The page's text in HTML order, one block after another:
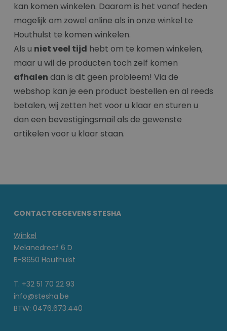
kan komen winkelen. Daarom is het vanaf heden
mogelijk om zowel online als in onze winkel te
Houthulst te komen winkelen.
Als u niet veel tijd hebt om te komen winkelen,
maar u wil de producten toch zelf komen
afhalen dan is dit geen probleem! Via de
webshop kan je een product bestellen en al reeds
betalen, wij zetten het voor u klaar en sturen u
dan een bevestigingsmail als de gewenste
artikelen voor u klaar staan.
CONTACTGEGEVENS STESHA
Winkel
Melanedreef 6 D
B-8650 Houthulst
T. +32 51 70 22 93
info@stesha.be
BTW: 0476.673.440